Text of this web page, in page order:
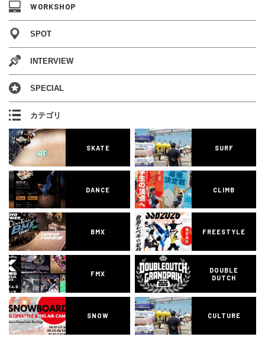
WORKSHOP
SPOT
INTERVIEW
SPECIAL
カテゴリ
SKATE SURF
DANCE CLIMB
BMX FREESTYLE
FMX
DOUBLE
DUTCH
SNOW CULTURE